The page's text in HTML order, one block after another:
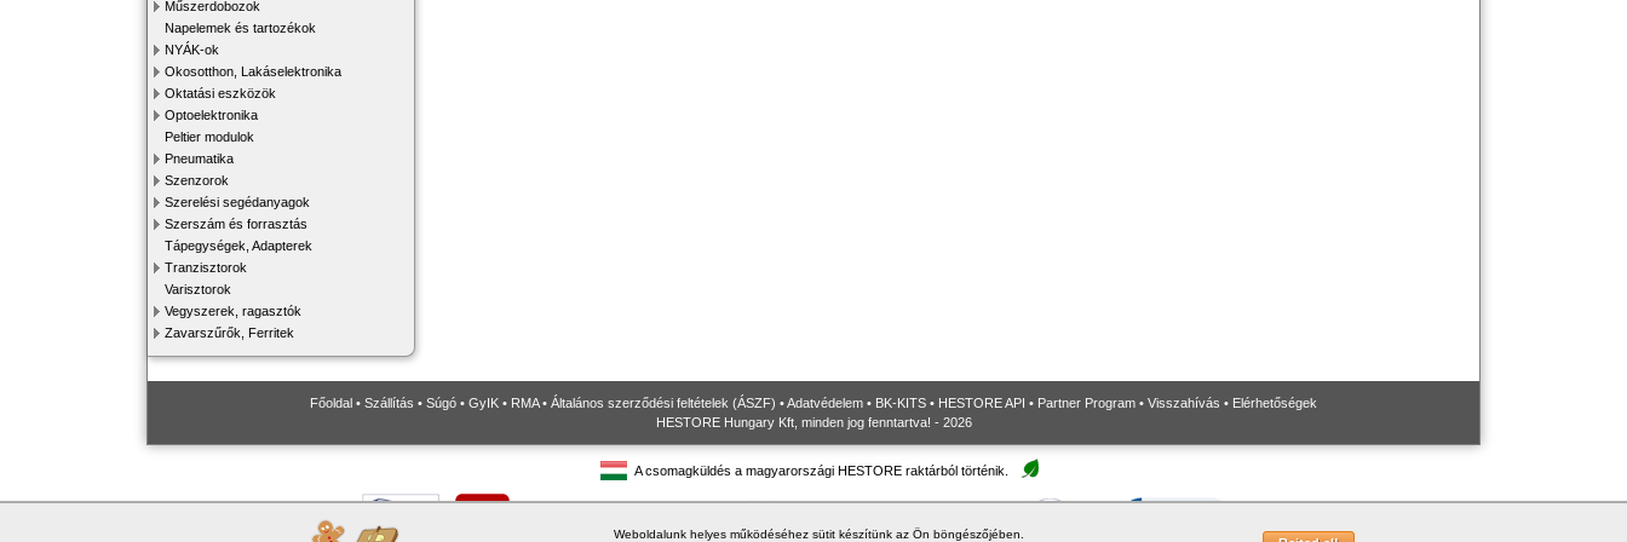
Műszerdobozok
Napelemek és tartozékok
NYÁK-ok
Okosotthon, Lakáselektronika
Oktatási eszközök
Optoelektronika
Peltier modulok
Pneumatika
Szenzorok
Szerelési segédanyagok
Szerszám és forrasztás
Tápegységek, Adapterek
Tranzisztorok
Varisztorok
Vegyszerek, ragasztók
Zavarszűrők, Ferritek
Főoldal • Szállítás • Súgó • GyIK • RMA• Általános szerződési feltételek (ÁSZF) •Adatvédelem • BK-KITS • HESTORE API • Partner Program • Visszahívás • Elérhetőségek
HESTORE Hungary Kft, minden jog fenntartva! - 2026
Weboldalunk helyes működéséhez sütit készítünk az Ön böngészőjében.
A csomagküldés a magyarországi HESTORE raktárból történik.